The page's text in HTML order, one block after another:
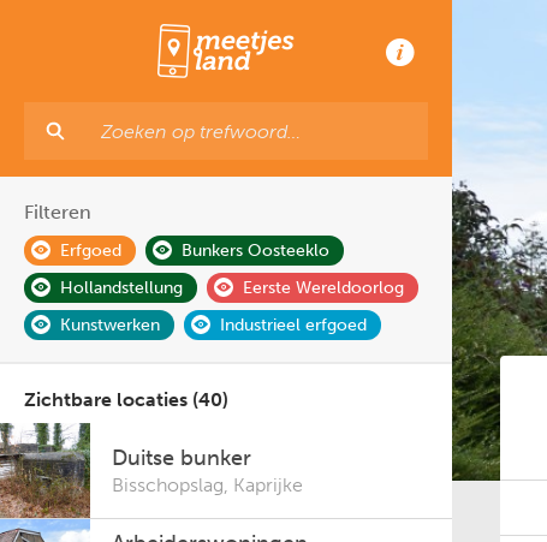
Filteren
Erfgoed
Bunkers Oosteeklo
Hollandstellung
Eerste Wereldoorlog
Kunstwerken
Industrieel erfgoed
Zichtbare locaties (40)
Duitse bunker
Bisschopslag, Kaprijke